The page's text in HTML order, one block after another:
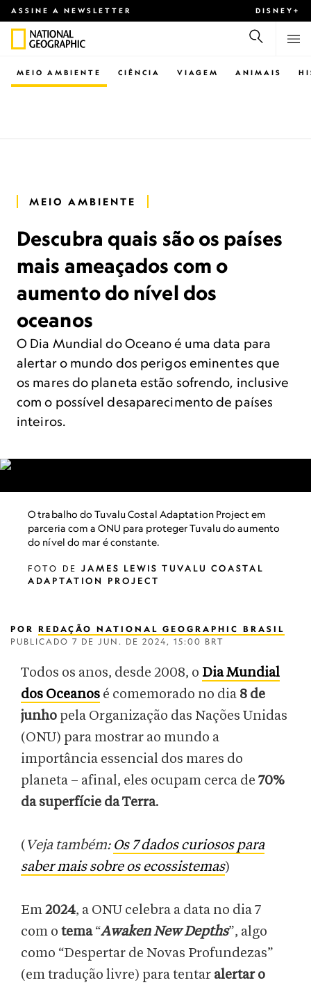
ASSINE A NEWSLETTER DISNEY+
CIÊNCIA VIAGEM ANIMAIS
MEIO AMBIENTE
MEIO AMBIENTE
Descubra quais são os países
mais ameaçados com o
aumento do nível dos
oceanos
O Dia Mundial do Oceano é uma data para
alertar o mundo dos perigos eminentes que
os mares do planeta estão sofrendo, inclusive
com o possível desaparecimento de países
inteiros.
O trabalho do Tuvalu Costal Adaptation Project em
parceria com a ONU para proteger Tuvalu do aumento
do nível do mar é constante.
FOTO DE JAMES LEWIS TUVALU COASTAL
ADAPTATION PROJECT
POR REDAÇÃO NATIONAL GEOGRAPHIC BRASIL
PUBLICADO 7 DE JUN. DE 2024, 15:00 BRT
Todos os anos, desde 2008, o Dia Mundial
dos Oceanos é comemorado no dia 8 de
junho pela Organização das Nações Unidas
(ONU) para mostrar ao mundo a
importância essencial dos mares do
planeta – afinal, eles ocupam cerca de 70%
da superfície da Terra.
( Veja também: Os 7 dados curiosos para
saber mais sobre os ecossistemas)
Em2024, a ONU celebra a data no dia 7
com o tema“Awaken New Depths”, algo
como “Despertar de Novas Profundezas”
(em tradução livre) para tentar alertar o